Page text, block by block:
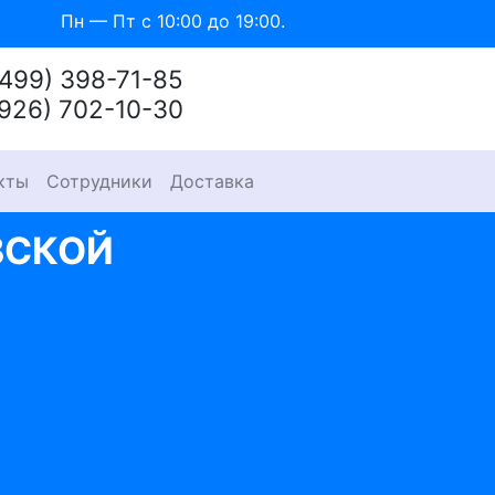
Пн — Пт с 10:00 до 19:00.
398-71-85
702-10-30
Сотрудники Доставка